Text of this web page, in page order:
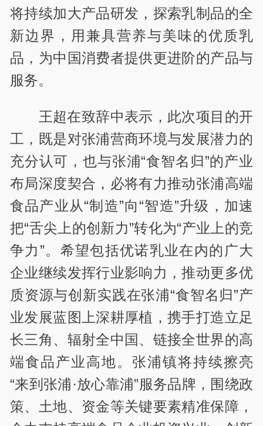
将持续加大产品研发，探索乳制品的全
新边界，用兼具营养与美味的优质乳
品，为中国消费者提供更进阶的产品与
服务。
王超在致辞中表示，此次项目的开
工，既是对张浦营商环境与发展潜力的
充分认可，也与张浦“食智名归”的产业
布局深度契合，必将有力推动张浦高端
食品产业从“制造”向“智造”升级，加速
把“舌尖上的创新力”转化为“产业上的竞
争力”。希望包括优诺乳业在内的广大
企业继续发挥行业影响力，推动更多优
质资源与创新实践在张浦“食智名归”产
业发展蓝图上深耕厚植，携手打造立足
长三角、辐射全中国、链接全世界的高
端食品产业高地。张浦镇将持续擦亮
“来到张浦·放心靠浦”服务品牌，围绕政
策、土地、资金等关键要素精准保障，